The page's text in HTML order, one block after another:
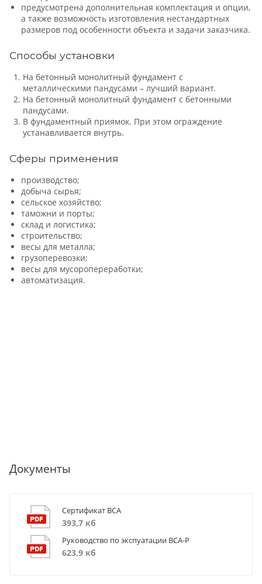
предусмотрена дополнительная комплектация и опции,
а также возможность изготовления нестандартных
размеров под особенности объекта и задачи заказчика.
Способы установки
На бетонный монолитный фундамент с
металлическими пандусами – лучший вариант.
На бетонный монолитный фундамент с бетонными
пандусами.
В фундаментный приямок. При этом ограждение
устанавливается внутрь.
Сферы применения
производство;
добыча сырья;
сельское хозяйство;
таможни и порты;
склад и логистика;
строительство;
весы для металла;
грузоперевозки;
весы для мусоропереработки;
автоматизация.
Документы
Сертификат ВСА
393,7 кб
Руководство по экспуатации ВСА-Р
623,9 кб